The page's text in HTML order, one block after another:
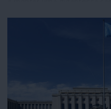
expansão da internet no
os cidadãos e a sociedade